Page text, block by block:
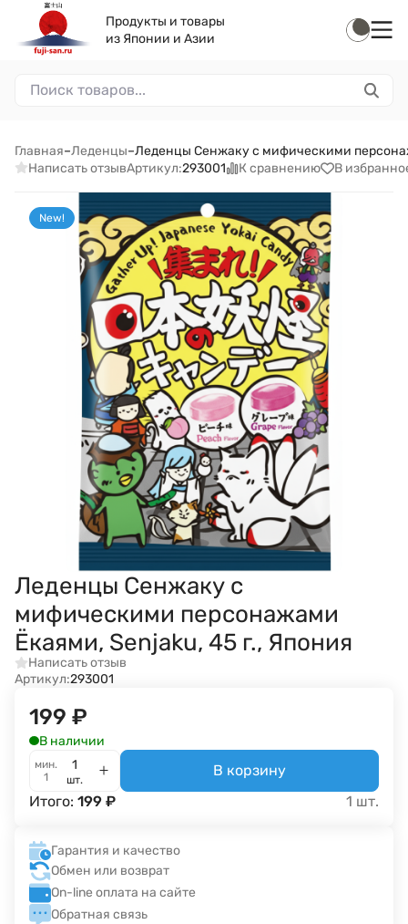
Продукты и товары
из Японии и Азии
Главная–Леденцы–Леденцы Сенжаку с мифическими
Написать отзывАртикул:293001 К сравнению В
New!
Леденцы Сенжаку с
мифическими персонажами
Ёкаями, Senjaku, 45 г., Япония
Написать отзыв
Артикул:293001
199 ₽
В наличии
мин.
1
шт.
В корзину
Итого: 199 ₽ 1 шт.
Гарантия и качество
Обмен или возврат
On-line оплата на сайте
Обратная связь